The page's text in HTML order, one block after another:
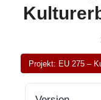
Projekt: EU 275 –